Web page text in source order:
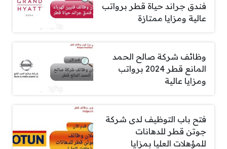
فندق جراند حياة قطر برواتب
عالية ومزايا ممتازة
وظائف شركة صالح الحمد
المانع قطر 2024 برواتب
ومزايا عالية
فتح باب التوظيف لدى شركة
جوتن قطر للدهانات
للمؤهلات العليا بمزايا